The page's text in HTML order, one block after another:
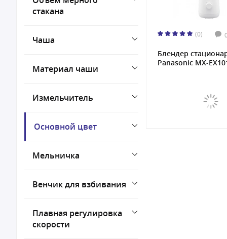
стакана
Чаша
Материал чаши
Измельчитель
Основной цвет
Мельничка
Венчик для взбивания
Плавная регулировка
скорости
(0) 0
Блендер
Panasonic MX-